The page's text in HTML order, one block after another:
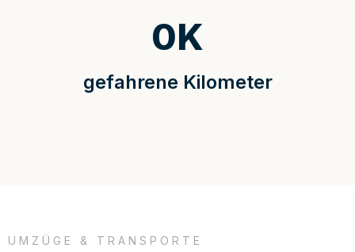
gefahrene Kilometer
0K
UMZÜGE & TRANSPORTE